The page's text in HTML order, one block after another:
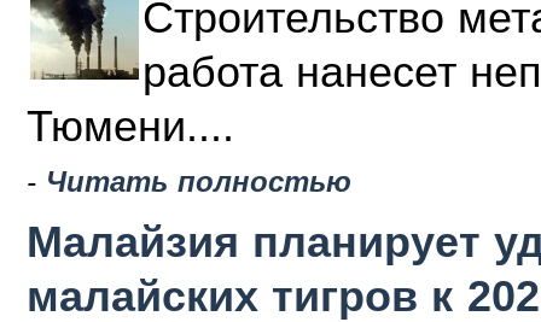
Строительство
работа нанесет
Тюмени....
- Читать полностью
Малайзия планирует
малайских тигров к